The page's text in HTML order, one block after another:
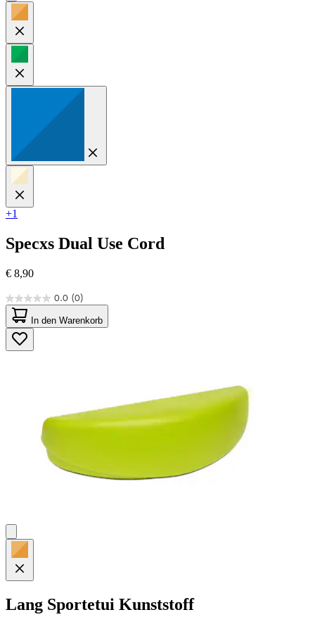
+1
Specxs Dual Use Cord
€ 8,90
0.0 (0)
0.0
von
5
Sternen.
In den Warenkorb
Lang Sportetui Kunststoff